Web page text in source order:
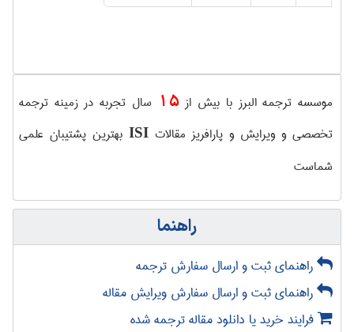
موسسه ترجمه البرز با بیش از15 سال تجربه در زمینه ترجمه
تخصصی و ویرایش و پارافریز مقالاتISI بهترین پشتیبان علمی
شماست
راهنما
راهنمای ثبت و ارسال سفارش ترجمه
راهنمای ثبت و ارسال سفارش ویرایش مقاله
فرایند خرید یا دانلود مقاله ترجمه شده